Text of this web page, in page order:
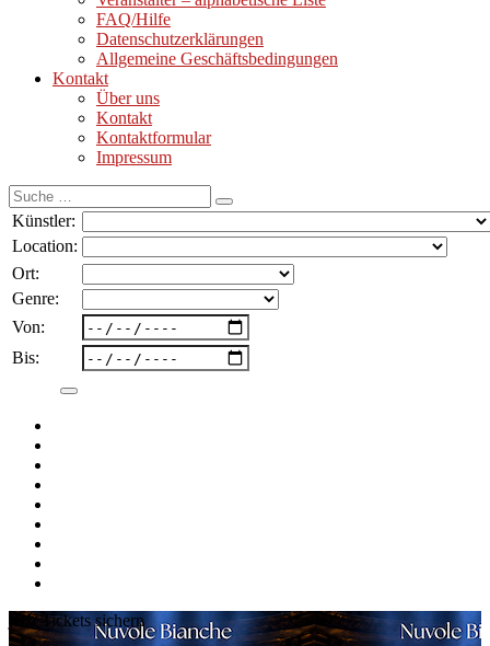
FAQ/Hilfe
Datenschutzerklärungen
Allgemeine Geschäftsbedingungen
Kontakt
Über uns
Kontakt
Kontaktformular
Impressum
Suche
nach:
Künstler:
Location:
Ort:
Genre:
Von:
Bis:
jetzt Tickets sichern